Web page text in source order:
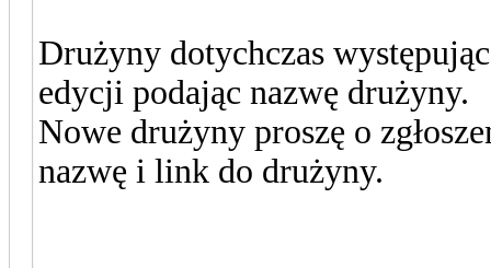
Drużyny dotychczas
edycji podając nazwę drużyny.
Nowe drużyny proszę o
nazwę i link do drużyny.